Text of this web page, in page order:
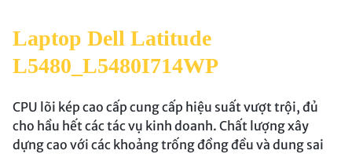
Laptop Dell Latitude
L5480_L5480I714WP
CPU lõi kép cao cấp cung cấp hiệu suất vượt trội, đủ
cho hầu hết các tác vụ kinh doanh. Chất lượng xây
dựng cao với các khoảng trống đồng đều và dung sai